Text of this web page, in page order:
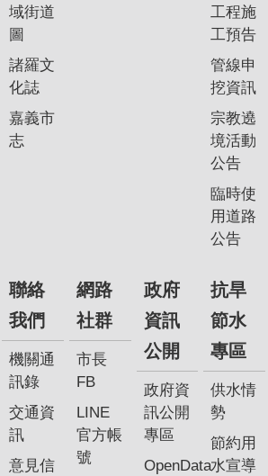
域街道
圖
諸羅文
化誌
嘉義市
志
工程施
工預告
管線申
挖資訊
宗教遶
境活動
公告
臨時使
用道路
公告
聯絡
我們
機關通
訊錄
交通資
訊
意見信
網路
社群
市長
FB
LINE
官方帳
號
政府
資訊
公開
政府資
訊公開
專區
OpenData
抗旱
節水
專區
供水情
勢
節約用
水宣導